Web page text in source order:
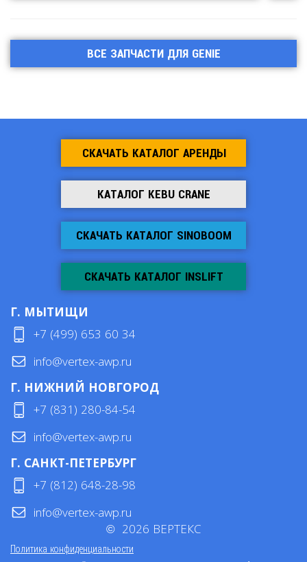
ВСЕ ЗАПЧАСТИ ДЛЯ GENIE
СКАЧАТЬ КАТАЛОГ АРЕНДЫ
КАТАЛОГ KEBU CRANE
СКАЧАТЬ КАТАЛОГ SINOBOOM
СКАЧАТЬ КАТАЛОГ INSLIFT
Г. МЫТИЩИ
+7 (499) 653 60 34
info@vertex-awp.ru
Г. НИЖНИЙ НОВГОРОД
+7 (831) 280-84-54
info@vertex-awp.ru
Г. САНКТ-ПЕТЕРБУРГ
+7 (812) 648-28-98
info@vertex-awp.ru
Политика конфиденциальности
© 2026 ВЕРТЕКС